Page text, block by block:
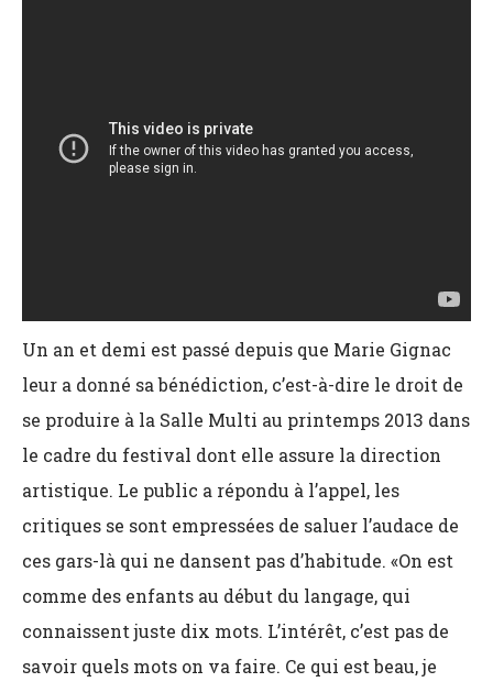
Un an et demi est passé depuis que Marie Gignac
leur a donné sa bénédiction, c’est-à-dire le droit de
se produire à la Salle Multi au printemps 2013 dans
le cadre du festival dont elle assure la direction
artistique. Le public a répondu à l’appel, les
critiques se sont empressées de saluer l’audace de
ces gars-là qui ne dansent pas d’habitude. «On est
comme des enfants au début du langage, qui
connaissent juste dix mots. L’intérêt, c’est pas de
savoir quels mots on va faire. Ce qui est beau, je